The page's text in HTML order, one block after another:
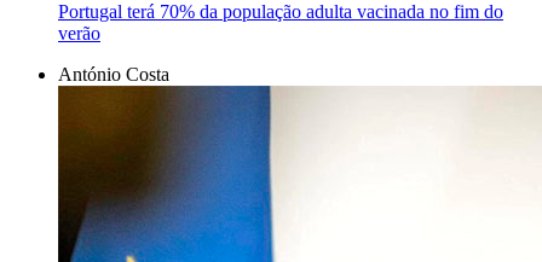
Portugal terá 70% da população adulta vacinada no fim do
verão
António Costa